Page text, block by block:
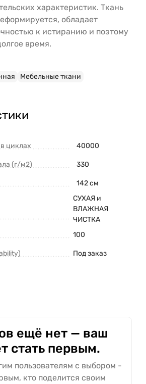
характеристик. Ткань
обладает
к истиранию и поэтому
время.
Мебельные ткани
циклах 40000
(г/м2) 330
142 см
СУХАЯ и
ВЛАЖНАЯ
ЧИСТКА
100
Под заказ
ещё нет — ваш
стать первым.
пользователям с выбором -
кто поделится своим